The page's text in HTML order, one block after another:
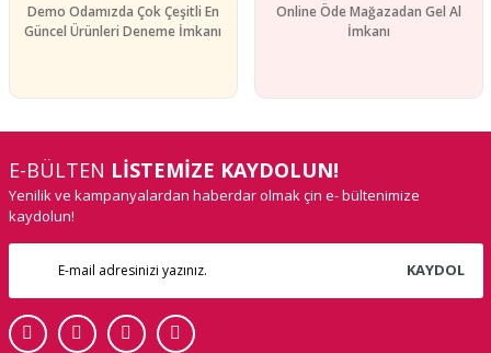
Demo Odamızda Çok Çeşitli En
Güncel Ürünleri Deneme İmkanı
Online Öde Mağazadan Gel Al
İmkanı
E-BÜLTEN LİSTEMİZE KAYDOLUN!
Yenilik ve kampanyalardan haberdar olmak çin e- bültenimize
kaydolun!
KAYDOL